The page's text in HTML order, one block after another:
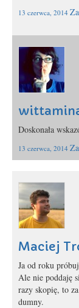
13 czerwca, 2014
Doskonała
13 czerwca, 2014
Maciej
Ja od roku
Ale nie poddaję
razy skopię, to
dumny.